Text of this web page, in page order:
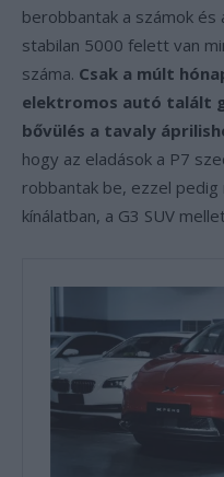
berobbantak a számok
stabilan 5000 felett van
száma. Csak a múlt
elektromos autó talált
bővülés a tavaly
hogy az eladások a P7
robbantak be, ezzel
kínálatban, a G3 SUV